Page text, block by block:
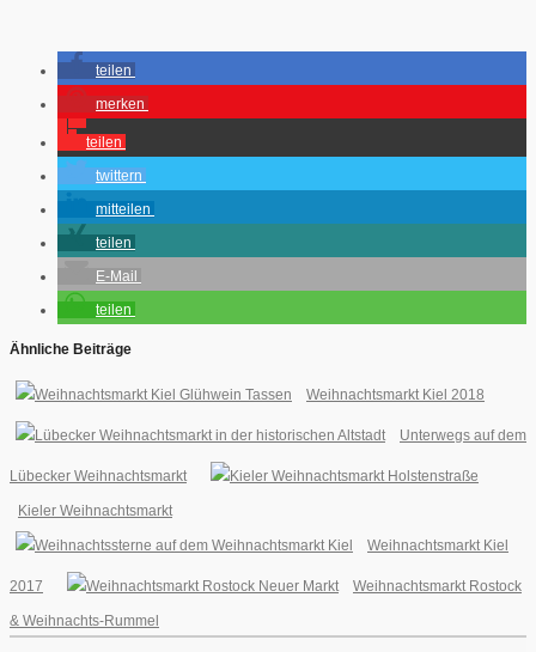
teilen
merken
teilen
twittern
mitteilen
teilen
E-Mail
teilen
Ähnliche Beiträge
Weihnachtsmarkt Kiel 2018
Unterwegs auf dem
Lübecker Weihnachtsmarkt
Kieler Weihnachtsmarkt
Weihnachtsmarkt Kiel
2017 Weihnachtsmarkt Rostock
& Weihnachts-Rummel